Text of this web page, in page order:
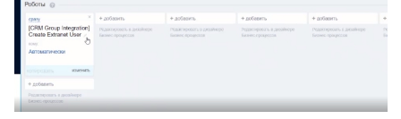
Смотреть проект